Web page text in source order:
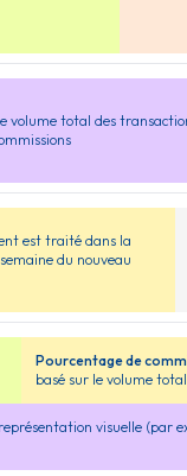
volume total des
est traité dans la
du nouveau
Pourcentage de
basé sur le volume
visuelle (par